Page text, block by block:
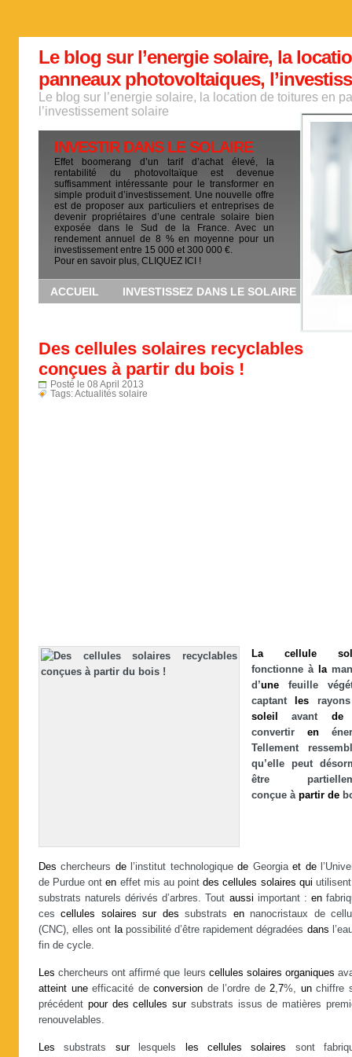
Le blog sur l’energie solaire, la
panneaux photovoltaiques,
Le blog sur l’energie solaire, la location de toitures en
l’investissement solaire
INVESTIR DANS LE SOLAIRE
Effet boomerang d’un tarif d’achat élevé, la
rentabilité du photovoltaïque est devenue
suffisamment intéressante pour le transformer en
simple produit d’investissement. Une nouvelle offre
est de proposer aux particuliers et entreprises de
devenir propriétaires d’une centrale solaire bien
exposée dans le Sud de la France. Avec un
rendement annuel de 8 % en moyenne pour un
investissement entre 15 000 et 300 000 €.
Pour en savoir plus, CLIQUEZ ICI !
ACCUEIL INVESTISSEZ DANS LE SOLAIRE
Des cellules solaires recyclables
conçues à partir du bois !
Posté le 08 April 2013
Tags:Actualités solaire
La cellule
fonctionne à
la
d’une feuille
captant
les
soleil
avant de
convertir en
Tellement
qu’elle peut
être
conçue à partir de
Des chercheurs del’institut technologiquede Georgiaet de
de Purdue onten effet mis au pointdes cellules solaires qui
substrats naturels dérivés d’arbres. Tout aussi important : en
cescellules solaires sur des substrats ennanocristaux de
(CNC), elles ont lapossibilité d’être rapidement dégradées dans
fin de cycle.
Les chercheurs ont affirmé que leurs cellules solaires organiques
atteint uneefficacité deconversion de l’ordre de2, 7%, unchiffre
précédent pour des cellules sursubstrats issus de matières
renouvelables.
Les substrats surlesquels les cellules solaires sont